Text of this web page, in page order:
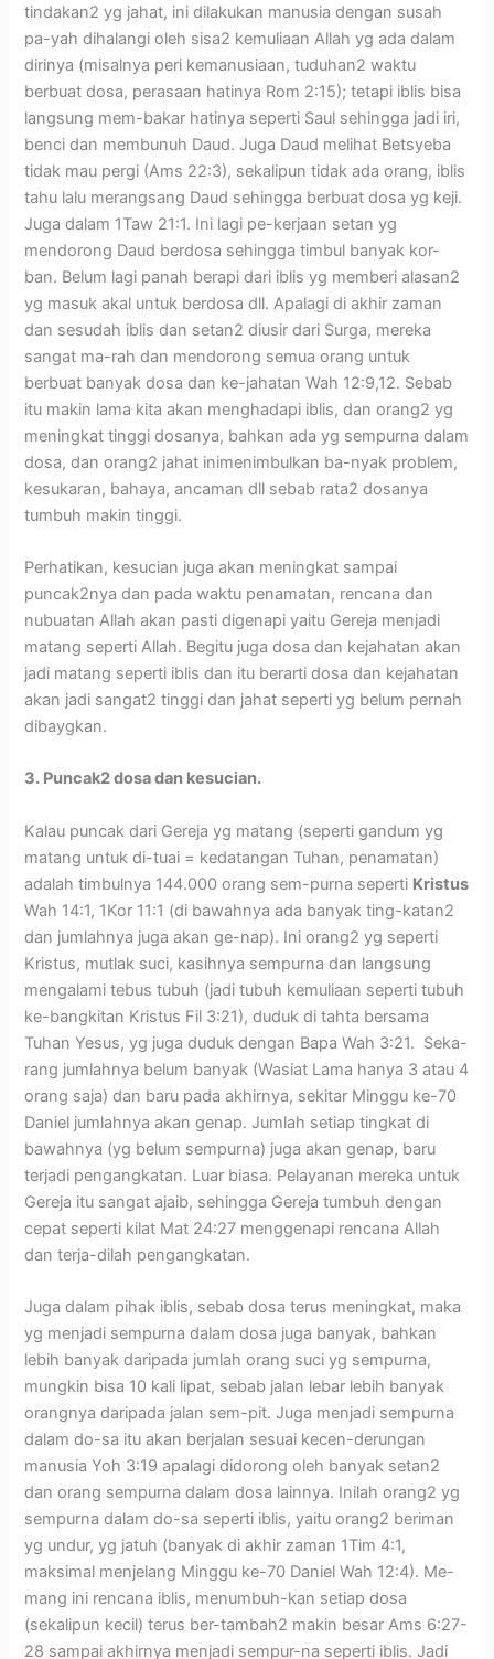
tindakan2 yg jahat, ini dilakukan manusia dengan susah
pa-yah dihalangi oleh sisa2 kemuliaan Allah yg ada dalam
dirinya (misalnya peri kemanusiaan, tuduhan2 waktu
berbuat dosa, perasaan hatinya Rom 2:15); tetapi iblis bisa
langsung mem-bakar hatinya seperti Saul sehingga jadi iri,
benci dan membunuh Daud. Juga Daud melihat Betsyeba
tidak mau pergi (Ams 22:3), sekalipun tidak ada orang, iblis
tahu lalu merangsang Daud sehingga berbuat dosa yg keji.
Juga dalam 1Taw 21:1. Ini lagi pe-kerjaan setan yg
mendorong Daud berdosa sehingga timbul banyak kor-
ban. Belum lagi panah berapi dari iblis yg memberi alasan2
yg masuk akal untuk berdosa dll. Apalagi di akhir zaman
dan sesudah iblis dan setan2 diusir dari Surga, mereka
sangat ma-rah dan mendorong semua orang untuk
berbuat banyak dosa dan ke-jahatan Wah 12:9,12. Sebab
itu makin lama kita akan menghadapi iblis, dan orang2 yg
meningkat tinggi dosanya, bahkan ada yg sempurna dalam
dosa, dan orang2 jahat inimenimbulkan ba-nyak problem,
kesukaran, bahaya, ancaman dll sebab rata2 dosanya
tumbuh makin tinggi.
Perhatikan, kesucian juga akan meningkat sampai
puncak2nya dan pada waktu penamatan, rencana dan
nubuatan Allah akan pasti digenapi yaitu Gereja menjadi
matang seperti Allah. Begitu juga dosa dan kejahatan akan
jadi matang seperti iblis dan itu berarti dosa dan kejahatan
akan jadi sangat2 tinggi dan jahat seperti yg belum pernah
dibaygkan.
3. Puncak2 dosa dan kesucian.
Kalau puncak dari Gereja yg matang (seperti gandum yg
matang untuk di-tuai = kedatangan Tuhan, penamatan)
adalah timbulnya 144.000 orang sem-purna seperti Kristus
Wah 14:1, 1Kor 11:1 (di bawahnya ada banyak ting-katan2
dan jumlahnya juga akan ge-nap). Ini orang2 yg seperti
Kristus, mutlak suci, kasihnya sempurna dan langsung
mengalami tebus tubuh (jadi tubuh kemuliaan seperti tubuh
ke-bangkitan Kristus Fil 3:21), duduk di tahta bersama
Tuhan Yesus, yg juga duduk dengan Bapa Wah 3:21. Seka-
rang jumlahnya belum banyak (Wasiat Lama hanya 3 atau 4
orang saja) dan baru pada akhirnya, sekitar Minggu ke-70
Daniel jumlahnya akan genap. Jumlah setiap tingkat di
bawahnya (yg belum sempurna) juga akan genap, baru
terjadi pengangkatan. Luar biasa. Pelayanan mereka untuk
Gereja itu sangat ajaib, sehingga Gereja tumbuh dengan
cepat seperti kilat Mat 24:27 menggenapi rencana Allah
dan terja-dilah pengangkatan.
Juga dalam pihak iblis, sebab dosa terus meningkat, maka
yg menjadi sempurna dalam dosa juga banyak, bahkan
lebih banyak daripada jumlah orang suci yg sempurna,
mungkin bisa 10 kali lipat, sebab jalan lebar lebih banyak
orangnya daripada jalan sem-pit. Juga menjadi sempurna
dalam do-sa itu akan berjalan sesuai kecen-derungan
manusia Yoh 3:19 apalagi didorong oleh banyak setan2
dan orang sempurna dalam dosa lainnya. Inilah orang2 yg
sempurna dalam do-sa seperti iblis, yaitu orang2 beriman
yg undur, yg jatuh (banyak di akhir zaman 1Tim 4:1,
maksimal menjelang Minggu ke-70 Daniel Wah 12:4). Me-
mang ini rencana iblis, menumbuh-kan setiap dosa
(sekalipun kecil) terus ber-tambah2 makin besar Ams 6:27-
28 sampai akhirnya menjadi sempur-na seperti iblis. Jadi